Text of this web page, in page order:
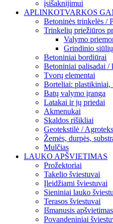
įsišaknijimui
APLINKOTVARKOS
Betoninės trinkelės /
Trinkelių priežiūros
Valymo
Grindinio
Betoniniai bordiūrai
Betoniniai palisadai /
Tvorų elementai
Borteliai: plastikiniai,
Batų valymo įranga
Latakai ir jų priedai
Akmenukai
Skaldos rišikliai
Geotekstilė /
Žemės, durpės,
Mulčias
LAUKO APŠVIETIMAS
Prožektoriai
Takelio šviestuvai
Įleidžiami šviestuvai
Sieniniai lauko
Terasos šviestuvai
Išmanusis apšvietimas
Povandeniniai